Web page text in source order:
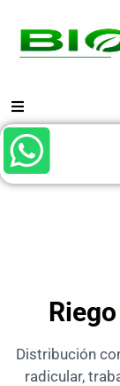
Distribución
radicular,